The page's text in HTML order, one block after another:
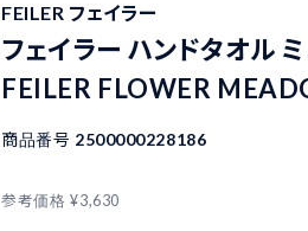
FEILER フェイラー
フェイラー ハンドタオル
FEILER FLOWER
商品番号 2500000228186
参考価格 ¥3,630